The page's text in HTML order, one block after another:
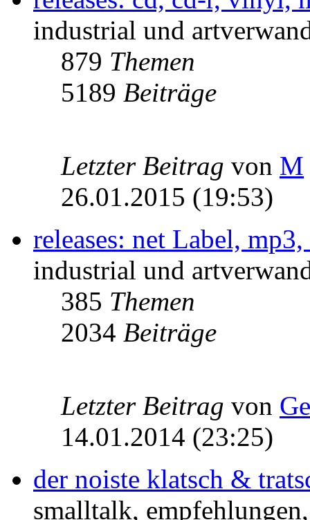
industrial und
879 Themen
5189 Beiträge
Letzter Beitrag von M
26.01.2015 (19:53)
releases: net Label,
industrial und
385 Themen
2034 Beiträge
Letzter Beitrag von
14.01.2014 (23:25)
der noiste klatsch &
smalltalk,